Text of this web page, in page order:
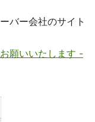
バー会社のサイト
願いいたします -